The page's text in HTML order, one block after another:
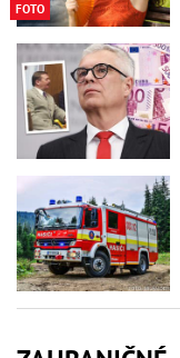
FOTO